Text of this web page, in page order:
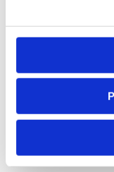
MARTES, 07
Castellón
oil with the
Castellón at